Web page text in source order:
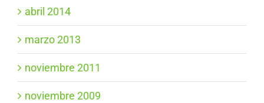
abril 2014
marzo 2013
noviembre 2011
noviembre 2009